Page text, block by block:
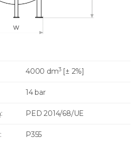
4000 dm3[± 2%]
14 bar
PED 2014/68/UE
P355